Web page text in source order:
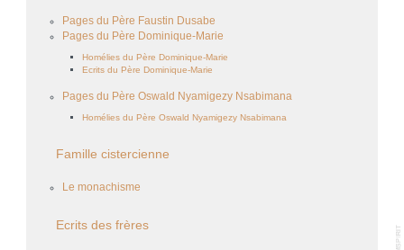
Pages du Père Faustin Dusabe
Pages du Père Dominique-Marie
Homélies du Père Dominique-Marie
Ecrits du Père Dominique-Marie
Pages du Père Oswald Nyamigezy Nsabimana
Homélies du Père Oswald Nyamigezy Nsabimana
Famille cistercienne
Le monachisme
Ecrits des frères